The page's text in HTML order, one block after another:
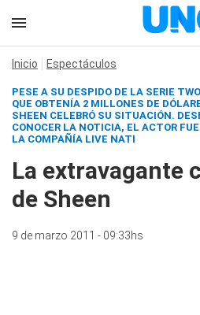
Inicio Espectáculos
PESE A SU DESPIDO DE LA SERIE
QUE OBTENÍA 2 MILLONES DE
SHEEN CELEBRÓ SU SITUACIÓN.
CONOCER LA NOTICIA, EL ACTOR
LA COMPAÑÍA LIVE NATI
La extravagante
de Sheen
9 de marzo 2011 - 09:33hs